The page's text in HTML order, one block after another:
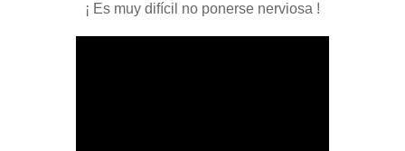
¡ Es muy difícil no ponerse nerviosa !